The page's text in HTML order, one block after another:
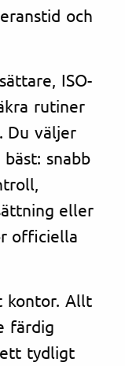
och
ISO-
rutiner
Du väljer
snabb
eller
officiella
kontor. Allt
färdig
tydligt